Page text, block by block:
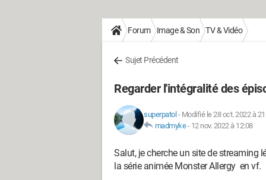
Forum Image & Son TV & Vidéo
Sujet Précédent
Regarder l'intégralité des
superpatol - Modifié le 28 oct. 2022 à
madmyke- 12 nov. 2022 à 12:08
Salut, je cherche un site de streaming
la série animée Monster Allergy en vf.